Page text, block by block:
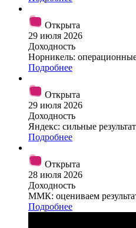
Открыта
29 июля 2026
Доходность
Норникель:
Подробнее
Открыта
29 июля 2026
Доходность
Яндекс: сильные
Подробнее
Открыта
28 июля 2026
Доходность
ММК: оцениваем
Подробнее